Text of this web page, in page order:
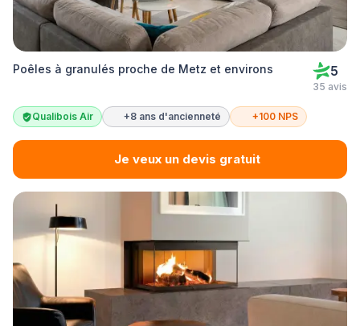
Poêles à granulés proche de Metz et environs 5
35 avis
Qualibois Air +8 ans d'ancienneté +100 NPS
Je veux un devis gratuit